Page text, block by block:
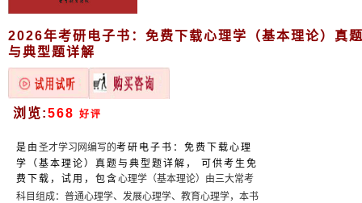
2026年考研电子书：免费下载心理学（基本理论）真
与典型题详解
浏览:568 好评
是由 圣才学习网编写的考研电子书：免费下载心理
学（基本理论）真题与典型题详解， 可供考生免
费下载，试用，包含心理学（基本理论）由三大常考
科目组成：普通心理学、发展心理学、教育心理学，本书